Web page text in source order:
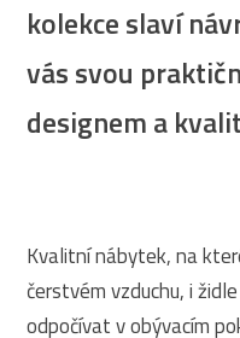
kolekce slaví
vás svou
designem a
Kvalitní nábytek, na
čerstvém vzduchu, i
odpočívat v obývacím